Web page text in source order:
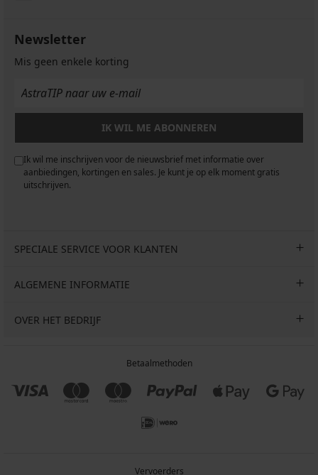
Newsletter
Mis geen enkele korting
IK WIL ME ABONNEREN
Ik wil me inschrijven voor de nieuwsbrief met informatie over
aanbiedingen, kortingen en sales. Je kunt je op elk moment gratis
uitschrijven.
SPECIALE SERVICE VOOR KLANTEN
ALGEMENE INFORMATIE
OVER HET BEDRIJF
Betaalmethoden
Vervoerders